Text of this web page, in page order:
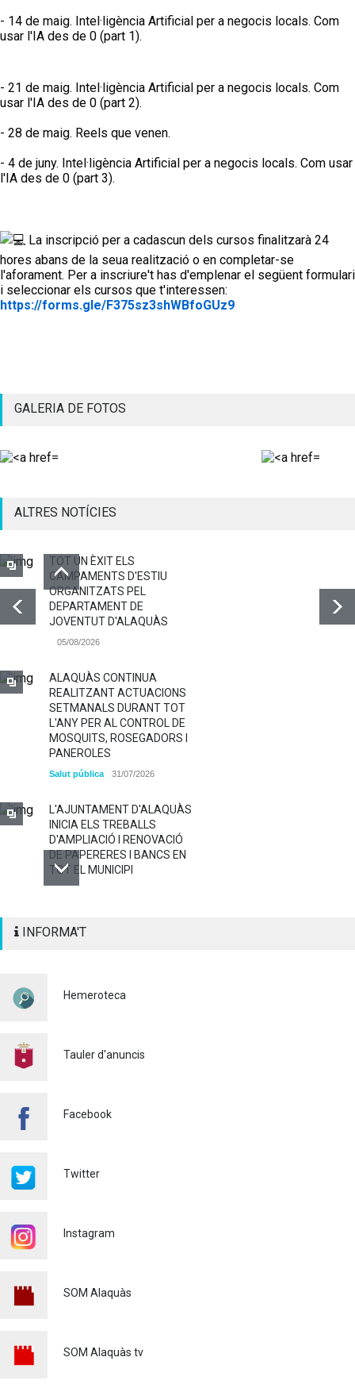
- 14 de maig. Intel·ligència Artificial per a negocis locals. Com
usar l'IA des de 0 (part 1).
- 21 de maig. Intel·ligència Artificial per a negocis locals. Com
usar l'IA des de 0 (part 2).
- 28 de maig. Reels que venen.
- 4 de juny. Intel·ligència Artificial per a negocis locals. Com usar
l'IA des de 0 (part 3).
La inscripció per a cadascun dels cursos finalitzarà 24
hores abans de la seua realització o en completar-se
l'aforament. Per a inscriure't has d'emplenar el següent formulari
https://forms.gle/F375sz3shWBfoGUz9
GALERIA DE FOTOS
ALTRES NOTÍCIES
TOT UN ÈXIT ELS
CAMPAMENTS D'ESTIU
ORGANITZATS PEL
DEPARTAMENT DE
JOVENTUT D'ALAQUÀS
05/08/2026
ALAQUÀS CONTINUA
REALITZANT ACTUACIONS
SETMANALS DURANT TOT
L'ANY PER AL CONTROL DE
MOSQUITS, ROSEGADORS I
PANEROLES
Salut pública 31/07/2026
L'AJUNTAMENT D'ALAQUÀS
INICIA ELS TREBALLS
D'AMPLIACIÓ I RENOVACIÓ
DE PAPERERES I BANCS EN
TOT EL MUNICIPI
SENYALITZACIÓ
Policia 29/07/2026
A CONTROLAR LA
A ALAQUÀS
L'ESCOLA D'ESTIU, AL
ELÈCTRICS (VMP)
INFORMA'T
Hemeroteca
Tauler d'anuncis
Facebook
Twitter
Instagram
SOM Alaquàs
SOM Alaquàs tv